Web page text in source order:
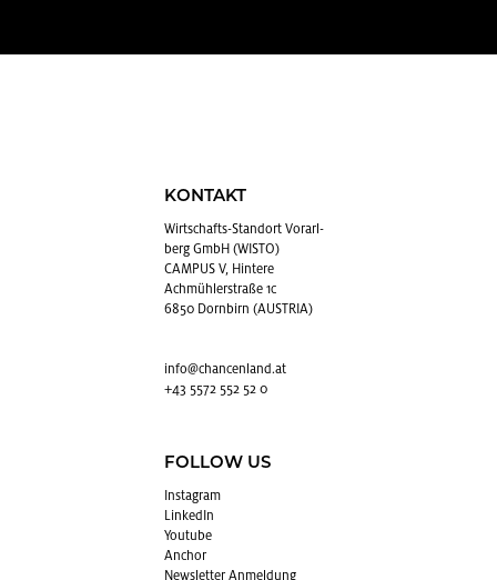
KONTAKT
Wirt­schafts-Stand­ort Vor­arl­
berg GmbH (WISTO)
CAMPUS V, Hintere
Achmühlerstraße 1c
6850 Dornbirn (AUSTRIA)
info@​chancenland.​at
+43 5572 552 52 0
FOLLOW US
In­sta­gram
Lin­kedIn
You­tube
An­chor
News­let­ter An­mel­dung